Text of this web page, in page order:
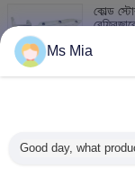
কোল্ড
Ms Mia
Good day, what